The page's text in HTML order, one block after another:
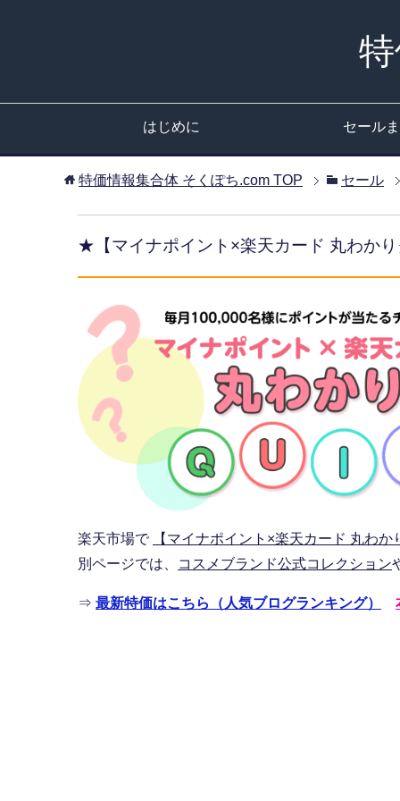
はじめに セール
特価情報集合体 そくぽち.com TOP セール
★【マイナポイント×楽天カード 丸わか
楽天市場で
【マイナポイント×楽天カード 丸わか
別ページでは、
コスメブランド公式コレクション
⇒ 最新特価はこちら（人気ブログランキング）